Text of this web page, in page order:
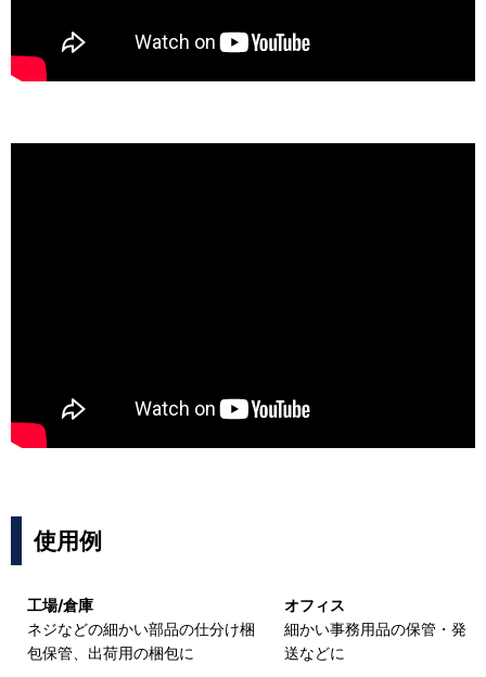
使用例
工場/倉庫
ネジなどの細かい部品の仕分け梱
包保管、出荷用の梱包に
オフィス
細かい事務用品の保管・発
送などに